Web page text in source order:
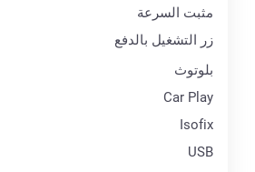
مثبت السرعة
زر التشغيل بالدفع
بلوتوث
Car Play
Isofix
USB